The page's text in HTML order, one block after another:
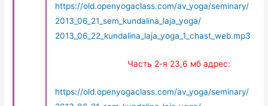
https://old.openyogaclass.com/av_yoga/seminary/
2013_06_21_sem_kundalina_laja_yoga/
2013_06_22_kundalina_laja_yoga_1_chast_web.mp3
Часть 2-я 23,6 мб адрес:
https://old.openyogaclass.com/av_yoga/seminary/